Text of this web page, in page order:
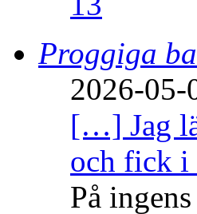
Proggiga
2026-05-
[…] Jag
och fick i
På